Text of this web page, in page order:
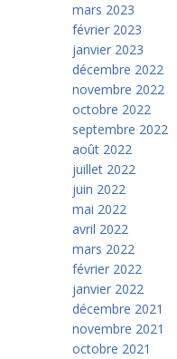
mars 2023
février 2023
janvier 2023
décembre 2022
novembre 2022
octobre 2022
septembre 2022
août 2022
juillet 2022
juin 2022
mai 2022
avril 2022
mars 2022
février 2022
janvier 2022
décembre 2021
novembre 2021
octobre 2021